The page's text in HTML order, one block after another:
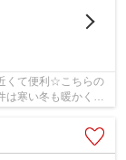
くて便利☆こちらの
寒い冬も暖かく過